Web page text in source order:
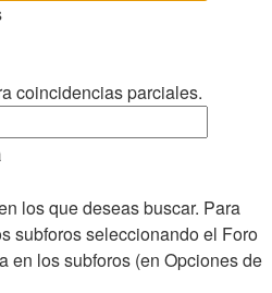
coincidencias parciales.
los que deseas buscar. Para
subforos seleccionando el Foro
en los subforos (en Opciones de